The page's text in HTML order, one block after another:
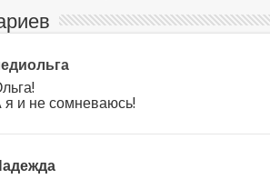
я и не сомневаюсь!